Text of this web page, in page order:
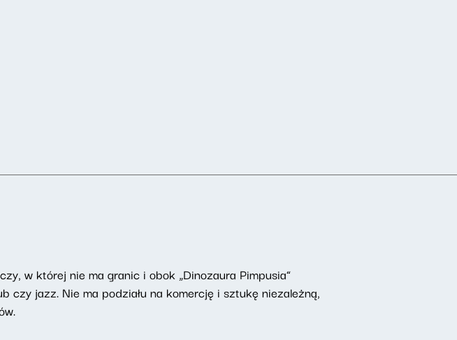
w której nie ma granic i obok „Dinozaura Pimpusia”
czy jazz. Nie ma podziału na komercję i sztukę niezależną,